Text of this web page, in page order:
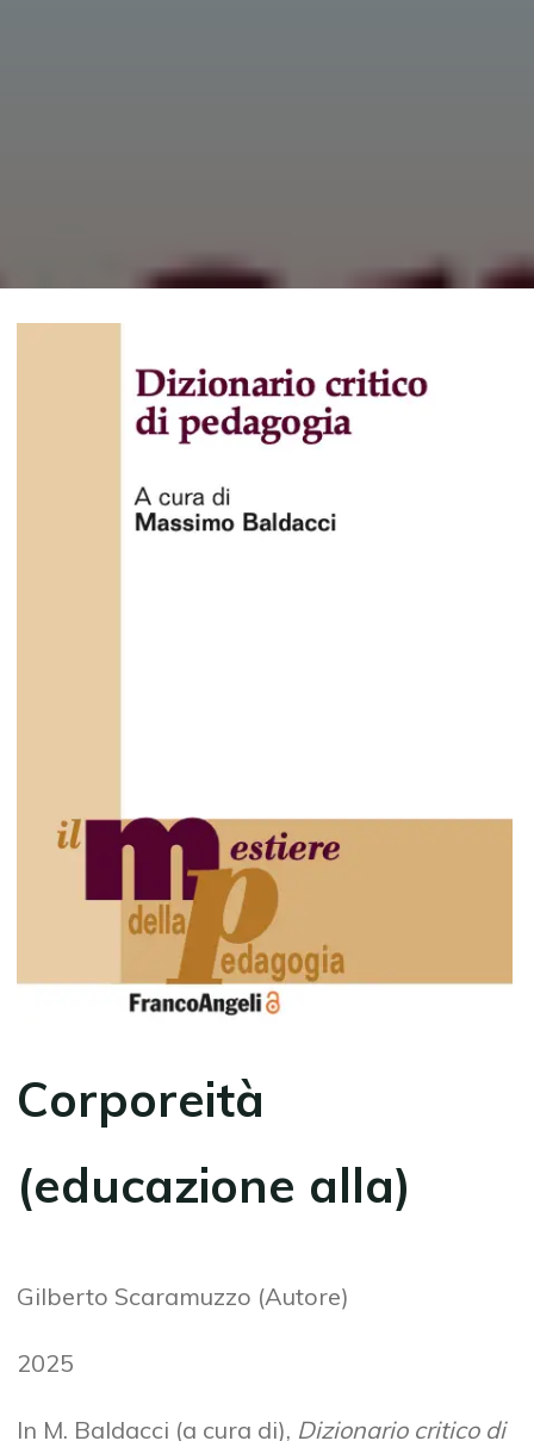
Corporeità
(educazione alla)
Gilberto Scaramuzzo (Autore)
2025
In M. Baldacci (a cura di), Dizionario critico di